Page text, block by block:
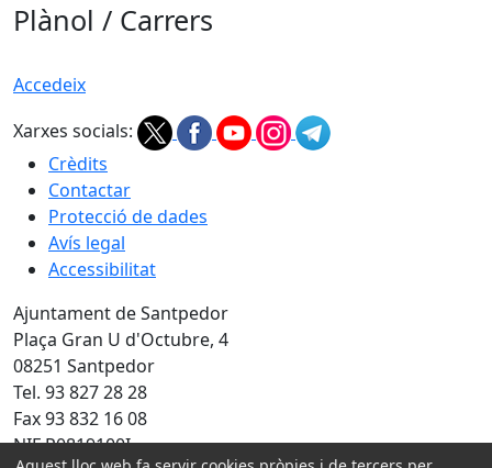
Plànol / Carrers
Accedeix
Xarxes socials:
Crèdits
Contactar
Protecció de dades
Avís legal
Accessibilitat
Ajuntament de Santpedor
Plaça Gran U d'Octubre, 4
08251 Santpedor
Tel. 93 827 28 28
Fax 93 832 16 08
NIF P0819100I